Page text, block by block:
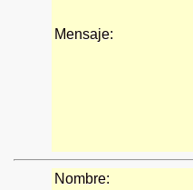
Mensaje:
Nombre: